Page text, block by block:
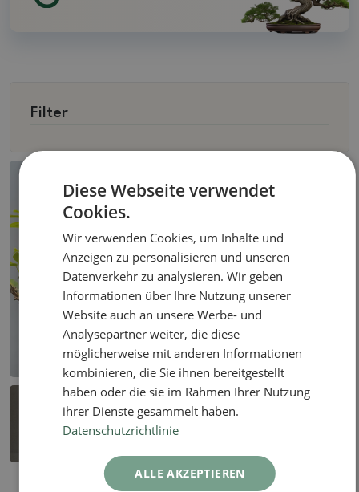
Filter
Diese Webseite verwendet
Cookies.
Wir verwenden Cookies, um Inhalte und
Anzeigen zu personalisieren und unseren
Datenverkehr zu analysieren. Wir geben
Informationen über Ihre Nutzung unserer
Website auch an unsere Werbe- und
Analysepartner weiter, die diese
möglicherweise mit anderen Informationen
kombinieren, die Sie ihnen bereitgestellt
haben oder die sie im Rahmen Ihrer Nutzung
ihrer Dienste gesammelt haben.
Datenschutzrichtlinie
ALLE AKZEPTIEREN